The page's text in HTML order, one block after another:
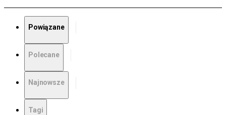
Powiązane
Polecane
Najnowsze
Tagi